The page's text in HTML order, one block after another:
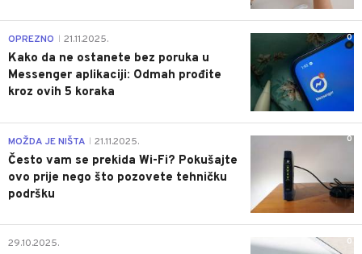
0
OPREZNO 21.11.2025.
Kako da ne ostanete bez poruka u
Messenger aplikaciji: Odmah prođite
kroz ovih 5 koraka
0
MOŽDA JE NIŠTA 21.11.2025.
Često vam se prekida Wi-Fi? Pokušajte
ovo prije nego što pozovete tehničku
podršku
0
29.10.2025.